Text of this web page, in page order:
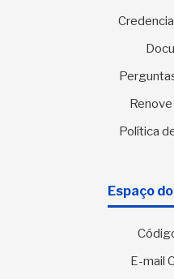
Política
Espaço
E-mail